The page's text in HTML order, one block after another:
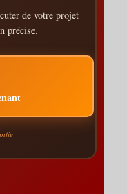
de votre projet
précise.